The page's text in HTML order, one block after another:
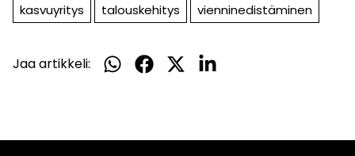
kasvuyritys talouskehitys vienninedistäminen
Jaa artikkeli:
Jaa
Jaa
Jaa
Jaa